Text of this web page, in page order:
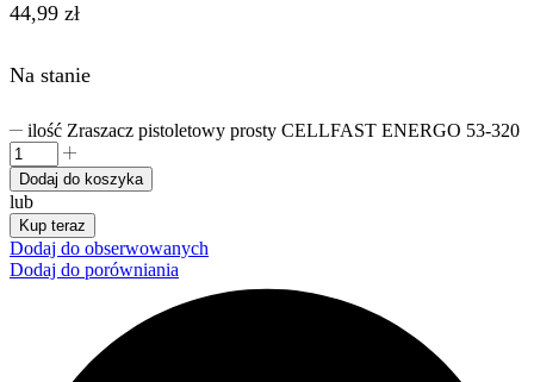
44,99 zł
Na stanie
ilość Zraszacz pistoletowy prosty CELLFAST ENERGO 53-320
Dodaj do koszyka
lub
Kup teraz
Dodaj do obserwowanych
Dodaj do porówniania